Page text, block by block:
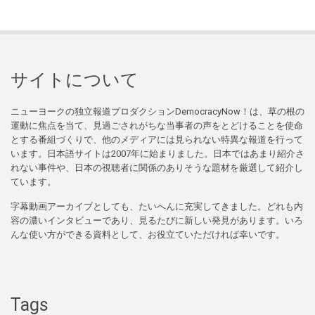
サイトについて
ニューヨークの独立報道プロダクションDemocracyNow！は、草の根の
運動に焦点を当て、見過ごされがちな当事者の声をとどけることを使命
とする番組づくりで、他のメディアには見られない特異な報道を行って
います。日本語サイトは2007年に始まりました。日本ではあまり紹介さ
れない事件や、日本の視聴者に関係のありそうな題材を厳選して紹介し
ています。
字幕動画アーカイブとしても、たいへんに充実してきました。どれも内
容の濃いインタビューであり、見るたびに新しい発見があります。いろ
んな使い方ができる資料として、お役立ていただければ幸いです。
Tags